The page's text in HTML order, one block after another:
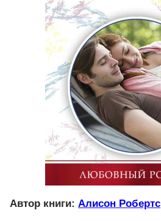
Автор книги: Алисон Робертс